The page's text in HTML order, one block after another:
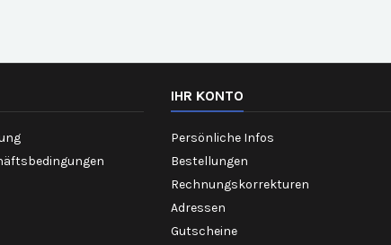
IHR KONTO
Persönliche Infos
Bestellungen
Rechnungskorrekturen
Adressen
Gutscheine